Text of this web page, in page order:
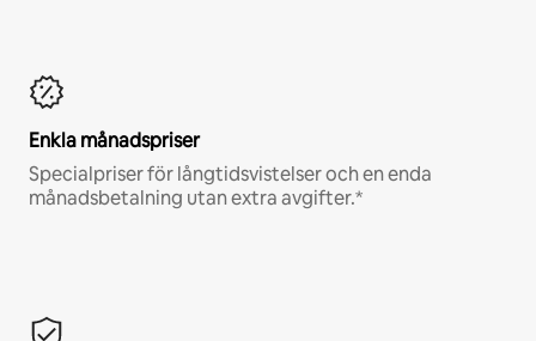
Enkla månadspriser
Specialpriser för långtidsvistelser och en enda
månadsbetalning utan extra avgifter.*